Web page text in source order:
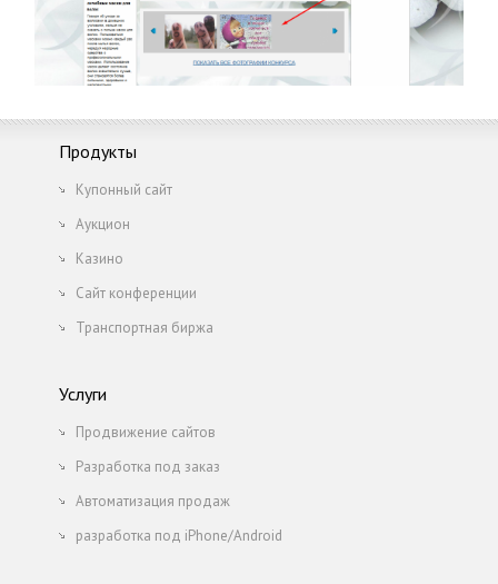
Продукты
Купонный сайт
Аукцион
Казино
Сайт конференции
Транспортная биржа
Услуги
Продвижение сайтов
Разработка под заказ
Автоматизация продаж
разработка под iPhone/Android